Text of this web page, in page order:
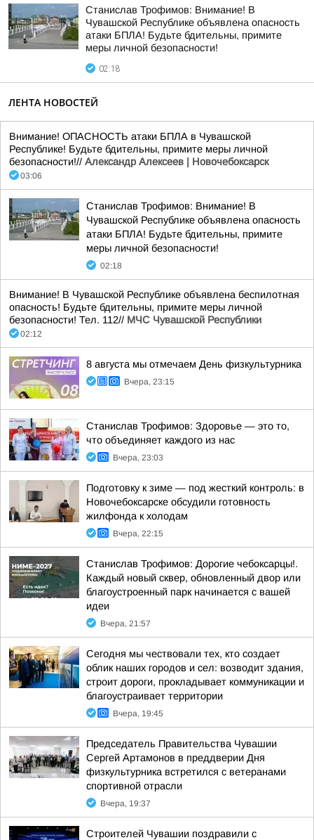
Станислав Трофимов: Внимание! В
Чувашской Республике объявлена опасность
атаки БПЛА! Будьте бдительны, примите
меры личной безопасности!
02:18
ЛЕНТА НОВОСТЕЙ
Внимание! ОПАСНОСТЬ атаки БПЛА в Чувашской
Республике! Будьте бдительны, примите меры личной
безопасности!// Александр Алексеев | Новочебоксарск
03:06
Станислав Трофимов: Внимание! В
Чувашской Республике объявлена опасность
атаки БПЛА! Будьте бдительны, примите
меры личной безопасности!
02:18
Внимание! В Чувашской Республике объявлена беспилотная
опасность! Будьте бдительны, примите меры личной
безопасности! Тел. 112// МЧС Чувашской Республики
02:12
8 августа мы отмечаем День физкультурника
Вчера, 23:15
Станислав Трофимов: Здоровье — это то,
что объединяет каждого из нас
Вчера, 23:03
Подготовку к зиме — под жесткий контроль: в
Новочебоксарске обсудили готовность
жилфонда к холодам
Вчера, 22:15
Станислав Трофимов: Дорогие чебоксарцы!.
Каждый новый сквер, обновленный двор или
благоустроенный парк начинается с вашей
идеи
Вчера, 21:57
Сегодня мы чествовали тех, кто создает
облик наших городов и сел: возводит здания,
строит дороги, прокладывает коммуникации и
благоустраивает территории
Вчера, 19:45
Председатель Правительства Чувашии
Сергей Артамонов в преддверии Дня
физкультурника встретился с ветеранами
спортивной отрасли
Вчера, 19:37
Строителей Чувашии поздравили с